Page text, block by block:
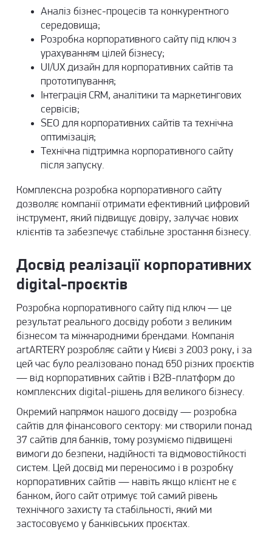
Аналіз бізнес-процесів та конкурентного
середовища;
Розробка корпоративного сайту під ключ з
урахуванням цілей бізнесу;
UI/UX дизайн для корпоративних сайтів та
прототипування;
Інтеграція CRM, аналітики та маркетингових
сервісів;
SEO для корпоративних сайтів та технічна
оптимізація;
Технічна підтримка корпоративного сайту
після запуску.
Комплексна розробка корпоративного сайту
дозволяє компанії отримати ефективний цифровий
інструмент, який підвищує довіру, залучає нових
клієнтів та забезпечує стабільне зростання бізнесу.
Досвід реалізації корпоративних
digital-проєктів
Розробка корпоративного сайту під ключ — це
результат реального досвіду роботи з великим
бізнесом та міжнародними брендами. Компанія
artARTERY розробляє сайти у Києві з 2003 року, і за
цей час було реалізовано понад 650 різних проєктів
— від корпоративних сайтів і B2B-платформ до
комплексних digital-рішень для великого бізнесу.
Окремий напрямок нашого досвіду — розробка
сайтів для фінансового сектору: ми створили понад
37 сайтів для банків, тому розуміємо підвищені
вимоги до безпеки, надійності та відмовостійкості
систем. Цей досвід ми переносимо і в розробку
корпоративних сайтів — навіть якщо клієнт не є
банком, його сайт отримує той самий рівень
технічного захисту та стабільності, який ми
застосовуємо у банківських проєктах.